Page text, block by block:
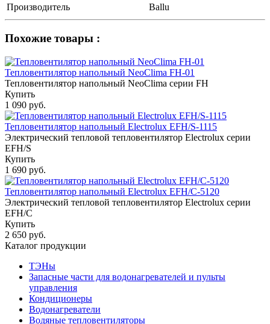
Производитель Ballu
Похожие товары :
Тепловентилятор напольный NeoClima FH-01
Тепловентилятор напольный NeoClima серии FH
Купить
1 090 руб.
Тепловентилятор напольный Electrolux EFH/S-1115
Электрический тепловой тепловентилятор Electrolux серии
EFH/S
Купить
1 690 руб.
Тепловентилятор напольный Electrolux EFH/C-5120
Электрический тепловой тепловентилятор Electrolux серии
EFH/С
Купить
2 650 руб.
Каталог продукции
ТЭНы
Запасные части для водонагревателей и пульты
управления
Кондиционеры
Водонагреватели
Водяные тепловентиляторы